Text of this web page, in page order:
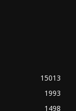
15013
1993
1498